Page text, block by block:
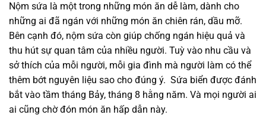
Nộm sứa là một trong những món ăn dễ làm, dành cho
những ai đã ngán với những món ăn chiên rán, dầu mỡ.
Bên cạnh đó, nộm sứa còn giúp chống ngán hiệu quả và
thu hút sự quan tâm của nhiều người. Tuỳ vào nhu cầu và
sở thích của mỗi người, mỗi gia đình mà người làm có thể
thêm bớt nguyên liệu sao cho đúng ý. Sứa biển được đánh
bắt vào tầm tháng Bảy, tháng 8 hằng năm. Và mọi người ai
ai cũng chờ đón món ăn hấp dẫn này.